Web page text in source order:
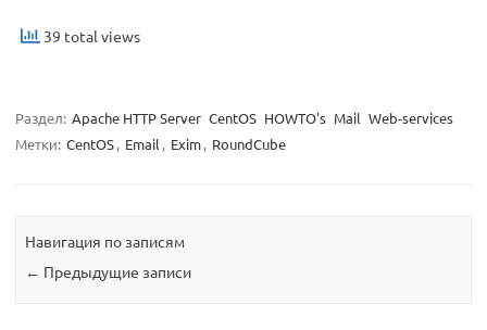
39 total views
Раздел: Apache HTTP Server CentOS HOWTO's Mail Web-services
Метки: CentOS, Email , Exim, RoundCube
Навигация по записям
← Предыдущие записи